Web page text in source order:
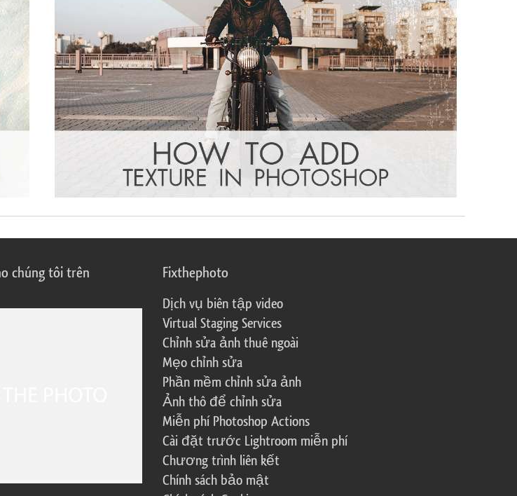
chúng tôi trên
Fixthephoto
Dịch vụ biên tập video
Virtual Staging Services
Chỉnh sửa ảnh thuê ngoài
Mẹo chỉnh sửa
Phần mềm chỉnh sửa ảnh
Ảnh thô để chỉnh sửa
Miễn phí Photoshop Actions
Cài đặt trước Lightroom miễn phí
Chương trình liên kết
Chính sách bảo mật